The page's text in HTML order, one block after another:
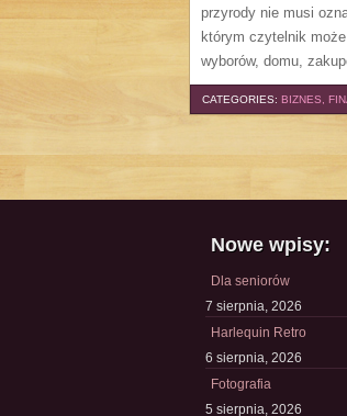
przyrody nie musi
którym czytelnik
wyborów, domu,
CATEGORIES: BIZNES,
Nowe wpisy:
Dla seniorów
7 sierpnia, 2026
Harlequin Retro
6 sierpnia, 2026
Fotografia
5 sierpnia, 2026